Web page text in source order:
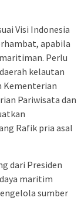
Visi Indonesia
apabila
Perlu
kelautan
Kementerian
Pariwisata dan
Rafik pria asal
dari Presiden
maritim
sumber